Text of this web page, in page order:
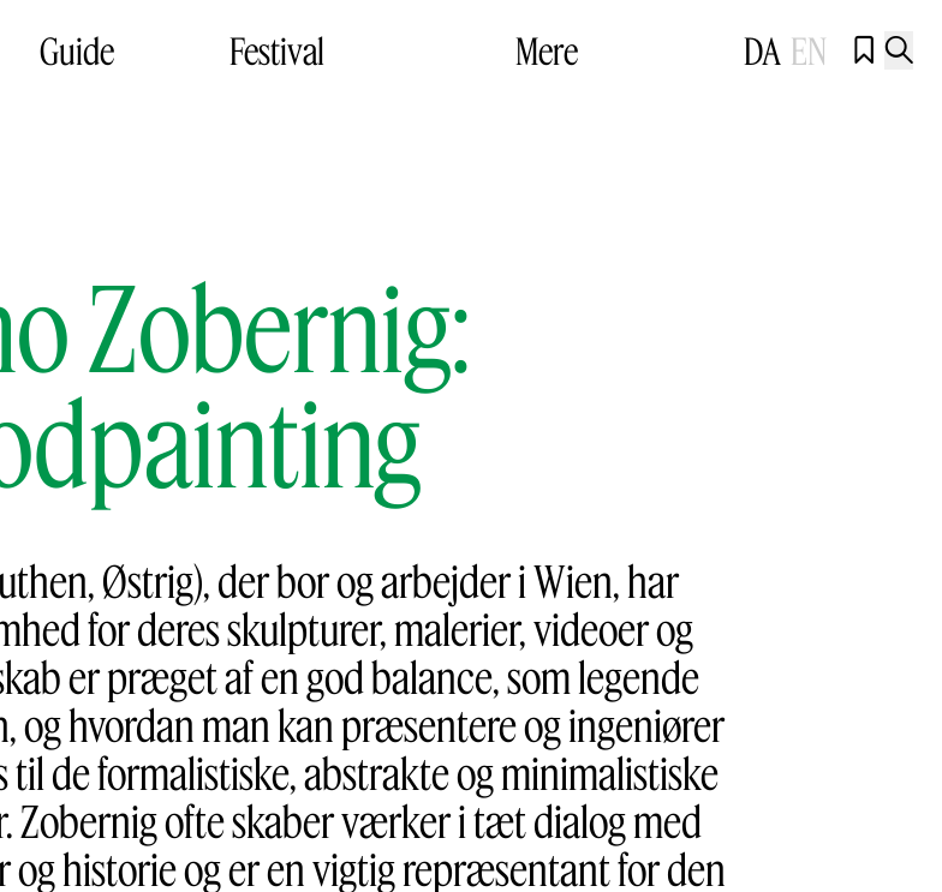
Guide Festival Mere DA EN  
Zobernig:
Østrig), der bor og arbejder i Wien, har
for deres skulpturer, malerier, videoer og
er præget af en god balance, som legende
og hvordan man kan præsentere og ingeniører
de formalistiske, abstrakte og minimalistiske
Zobernig ofte skaber værker i tæt dialog med
historie og er en vigtig repræsentant for den